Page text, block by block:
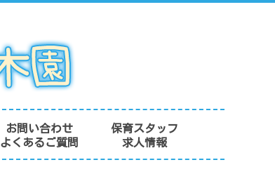
お問い合わせ
よくあるご質問
保育スタッフ
求人情報